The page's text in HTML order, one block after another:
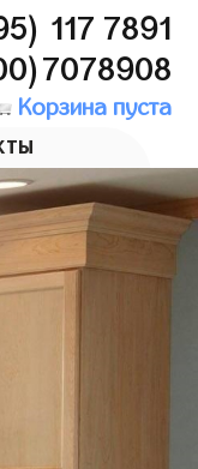
117 7891
Корзина пуста